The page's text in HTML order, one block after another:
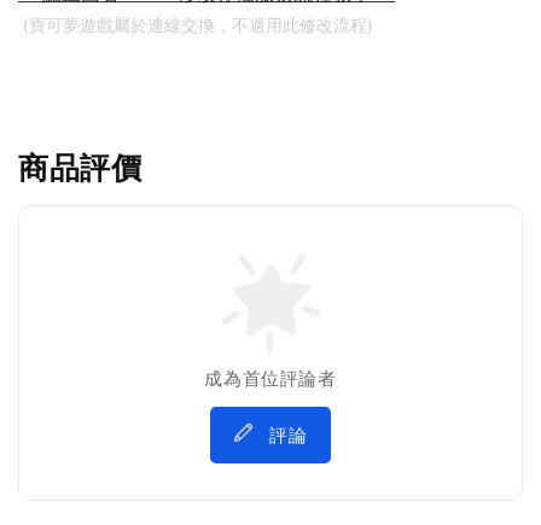
(寶可夢遊戲屬於連線交換，不適用此修改流程)
商品評價
成為首位評論者
評論